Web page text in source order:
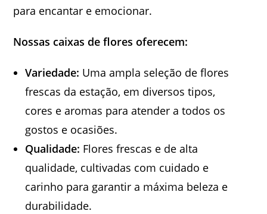
para encantar e emocionar.
Nossas caixas de flores oferecem:
Variedade: Uma ampla seleção de flores
frescas da estação, em diversos tipos,
cores e aromas para atender a todos os
gostos e ocasiões.
Qualidade: Flores frescas e de alta
qualidade, cultivadas com cuidado e
carinho para garantir a máxima beleza e
durabilidade.